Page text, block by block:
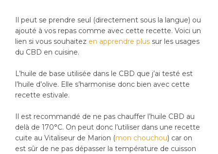
Il peut se prendre seul (directement sous la langue) ou
ajouté à vos repas comme avec cette recette. Voici un
lien si vous souhaitez en apprendre plus sur les usages
du CBD en cuisine.
L’huile de base utilisée dans le CBD que j’ai testé est
l’huile d’olive. Elle s’harmonise donc bien avec cette
recette estivale.
Il est recommandé de ne pas chauffer l’huile CBD au
delà de 170°C. On peut donc l’utiliser dans une recette
cuite au Vitaliseur de Marion (mon chouchou) car on
est sûr de ne pas dépasser la température de cuisson